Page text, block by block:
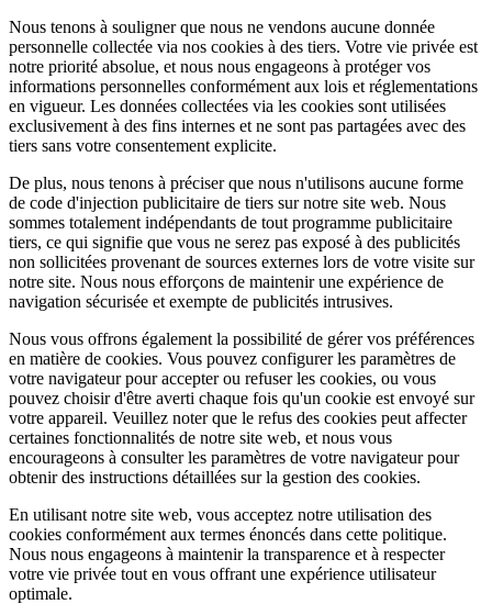
Nous tenons à souligner que nous ne vendons aucune donnée
personnelle collectée via nos cookies à des tiers. Votre vie privée est
notre priorité absolue, et nous nous engageons à protéger vos
informations personnelles conformément aux lois et réglementations
en vigueur. Les données collectées via les cookies sont utilisées
exclusivement à des fins internes et ne sont pas partagées avec des
tiers sans votre consentement explicite.
De plus, nous tenons à préciser que nous n'utilisons aucune forme
de code d'injection publicitaire de tiers sur notre site web. Nous
sommes totalement indépendants de tout programme publicitaire
tiers, ce qui signifie que vous ne serez pas exposé à des publicités
non sollicitées provenant de sources externes lors de votre visite sur
notre site. Nous nous efforçons de maintenir une expérience de
navigation sécurisée et exempte de publicités intrusives.
Nous vous offrons également la possibilité de gérer vos préférences
en matière de cookies. Vous pouvez configurer les paramètres de
votre navigateur pour accepter ou refuser les cookies, ou vous
pouvez choisir d'être averti chaque fois qu'un cookie est envoyé sur
votre appareil. Veuillez noter que le refus des cookies peut affecter
certaines fonctionnalités de notre site web, et nous vous
encourageons à consulter les paramètres de votre navigateur pour
obtenir des instructions détaillées sur la gestion des cookies.
En utilisant notre site web, vous acceptez notre utilisation des
cookies conformément aux termes énoncés dans cette politique.
Nous nous engageons à maintenir la transparence et à respecter
votre vie privée tout en vous offrant une expérience utilisateur
optimale.